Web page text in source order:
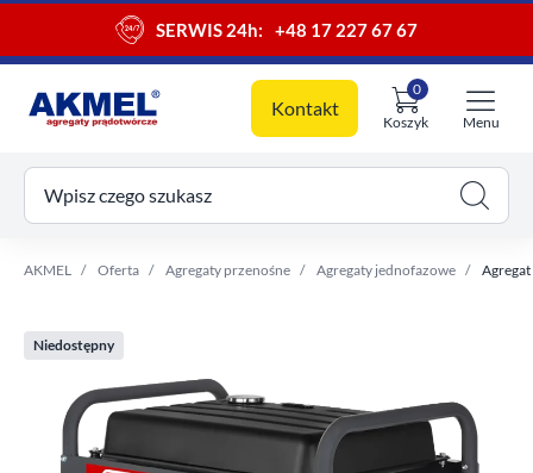
SERWIS 24h: +48 17 227 67 67
Kontakt
Koszyk
0
koszyk
Menu
Wpisz czego szukasz
AKMEL Oferta Agregaty przenośne Agregaty jednofazowe
Niedostępny